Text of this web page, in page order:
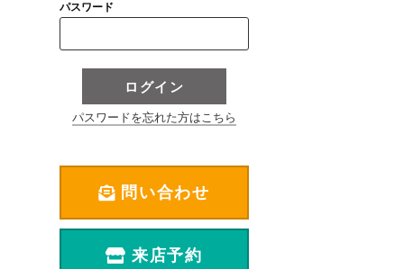
パスワード
ログイン
パスワードを忘れた方はこちら
問い合わせ
来店予約